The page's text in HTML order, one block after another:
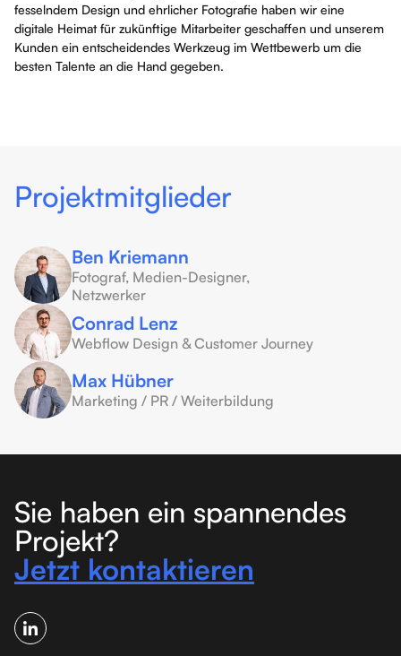
fesselndem Design und ehrlicher Fotografie haben wir eine
digitale Heimat für zukünftige Mitarbeiter geschaffen und unserem
Kunden ein entscheidendes Werkzeug im Wettbewerb um die
besten Talente an die Hand gegeben.
Projektmitglieder
Ben Kriemann
Fotograf, Medien-Designer,
Netzwerker
Conrad Lenz
Webflow Design & Customer Journey
Max Hübner
Marketing / PR / Weiterbildung
Sie haben ein spannendes
Projekt?
Jetzt kontaktieren